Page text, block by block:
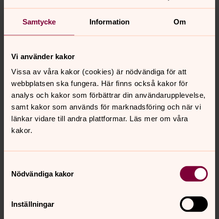
Samtycke Information Om
Vi använder kakor
Vissa av våra kakor (cookies) är nödvändiga för att
webbplatsen ska fungera. Här finns också kakor för
analys och kakor som förbättrar din användarupplevelse,
samt kakor som används för marknadsföring och när vi
länkar vidare till andra plattformar. Läs mer om våra
kakor.
Nödvändiga kakor
Inställningar
församlings-aktiviteter, men inga andra uppgifter om
medlemmarna.
Vilka utskick gör SFB?
Vi skickar Nyhetsbrevet för närvarande månadsvis till
din registrerade e-postadress eller per brev om du har
önskat detta.
De olika grupperna skickar inbjudningar om sina
andra medlemmar som uppfyller gruppmedlemskraven
Betalar du inte medlemsavgiften kan vi skicka